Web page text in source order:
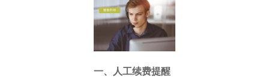
一、人工续费提醒